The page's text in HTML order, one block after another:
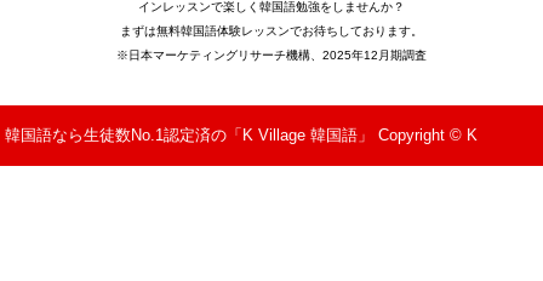
インレッスンで楽しく韓国語勉強をしませんか？
まずは無料韓国語体験レッスンでお待ちしております。
※日本マーケティングリサーチ機構、2025年12月期調査
韓国語なら生徒数No.1認定済の「K Village 韓国語」 Copyright © K